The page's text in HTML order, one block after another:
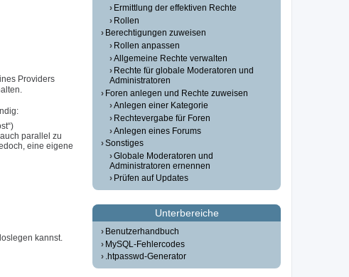
Providers
parallel zu
eine eigene
kannst.
Ermittlung der effektiven Rechte
Rollen
Berechtigungen zuweisen
Rollen anpassen
Allgemeine Rechte verwalten
Rechte für globale Moderatoren und
Administratoren
Foren anlegen und Rechte zuweisen
Anlegen einer Kategorie
Rechtevergabe für Foren
Anlegen eines Forums
Sonstiges
Globale Moderatoren und
Administratoren ernennen
Prüfen auf Updates
Unterbereiche
Benutzerhandbuch
MySQL-Fehlercodes
.htpasswd-Generator